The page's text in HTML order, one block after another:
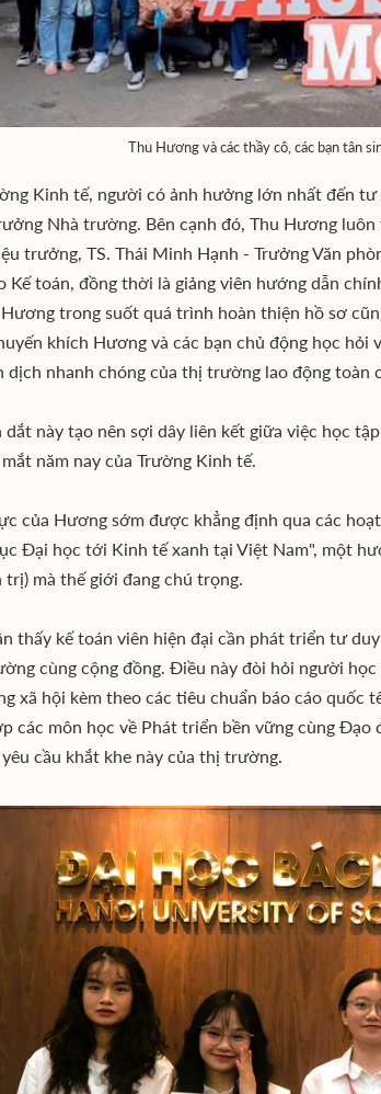
Thu Hương và các thầy cô, các bạn tân
Kinh tế, người có ảnh hưởng lớn nhất đến
Nhà trường. Bên cạnh đó, Thu Hương
trưởng, TS. Thái Minh Hạnh - Trưởng Văn
Kế toán, đồng thời là giảng viên hướng dẫn
trong suốt quá trình hoàn thiện hồ sơ
khích Hương và các bạn chủ động học
dịch nhanh chóng của thị trường lao động toàn
dắt này tạo nên sợi dây liên kết giữa việc học
năm nay của Trường Kinh tế.
của Hương sớm được khẳng định qua các
Đại học tới Kinh tế xanh tại Việt Nam", một
trị) mà thế giới đang chú trọng.
thấy kế toán viên hiện đại cần phát triển tư
cùng cộng đồng. Điều này đòi hỏi người
xã hội kèm theo các tiêu chuẩn báo cáo quốc
các môn học về Phát triển bền vững cùng
cầu khắt khe này của thị trường.